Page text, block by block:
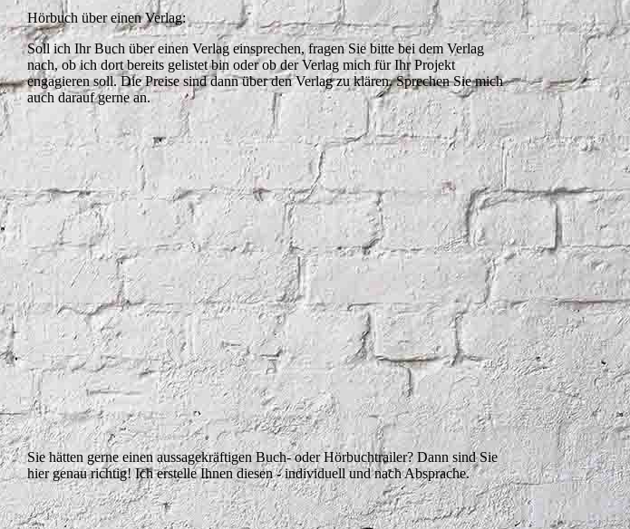
Hörbuch über einen Verlag:
Soll ich Ihr Buch über einen Verlag einsprechen, fragen Sie bitte bei dem Verlag
nach, ob ich dort bereits gelistet bin oder ob der Verlag mich für Ihr Projekt
engagieren soll. Die Preise sind dann über den Verlag zu klären. Sprechen Sie mich
auch darauf gerne an.
Sie hätten gerne einen aussagekräftigen Buch- oder Hörbuchtrailer? Dann sind Sie
hier genau richtig! Ich erstelle Ihnen diesen - individuell und nach Absprache.